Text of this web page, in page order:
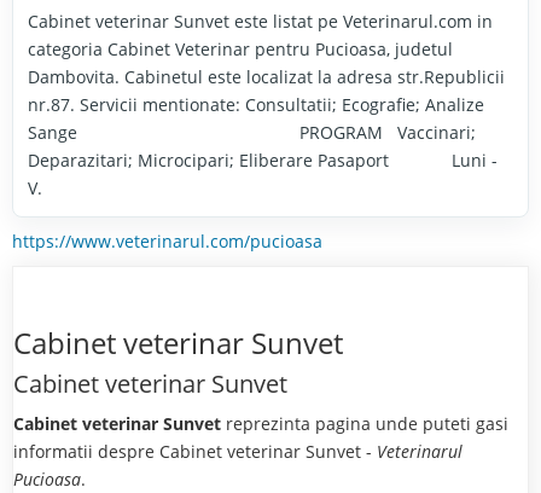
Cabinet veterinar Sunvet este listat pe Veterinarul.com in
categoria Cabinet Veterinar pentru Pucioasa, judetul
Dambovita. Cabinetul este localizat la adresa str.Republicii
nr.87. Servicii mentionate: Consultatii; Ecografie; Analize
Sange PROGRAM Vaccinari;
Deparazitari; Microcipari; Eliberare Pasaport Luni -
V.
https://www.veterinarul.com/pucioasa
Cabinet veterinar Sunvet
Cabinet veterinar Sunvet
Cabinet veterinar Sunvet reprezinta pagina unde puteti gasi
informatii despre Cabinet veterinar Sunvet - Veterinarul
Pucioasa.